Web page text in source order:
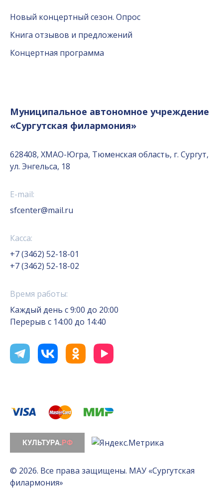
Новый концертный сезон. Опрос
Книга отзывов и предложений
Концертная программа
Муниципальное автономное учреждение
«Сургутская филармония»
628408, ХМАО-Югра, Тюменская область, г. Сургут,
ул. Энгельса, 18
E-mail:
sfcenter@mail.ru
Касса:
+7 (3462) 52-18-01
+7 (3462) 52-18-02
Время работы:
Каждый день с 9:00 до 20:00
Перерыв с 14:00 до 14:40
© 2026. Все права защищены. МАУ «Сургутская
филармония»